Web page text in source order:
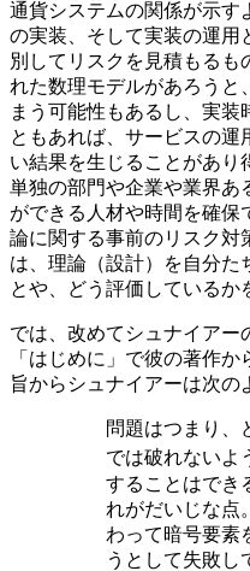
通貨システムの関係が示す
の実装、そして実装の運用
別してリスクを見積もる
れた数理モデルがあろうと
まう可能性もあるし、実装
ともあれば、サービスの運
い結果を生じることがあり
単独の部門や企業や業界あ
ができる人材や時間を確保
論に関する事前のリスク対
は、理論（設計）を自分た
とや、どう評価しているか
では、改めてシュナイアー
「はじめに」で彼の著作
旨からシュナイアーは次の
問題はつまり、
では破れないよ
することはでき
れがだいじな点
わって暗号要素
うとして失敗し